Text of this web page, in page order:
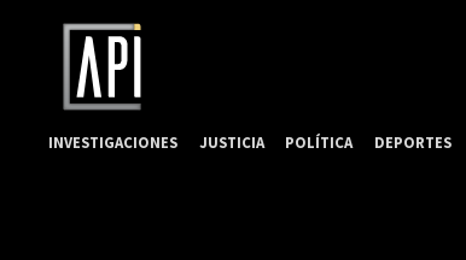
INVESTIGACIONES JUSTICIA POLÍTICA DEPORTES